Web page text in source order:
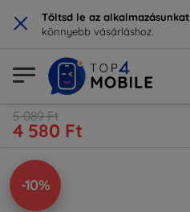
× Töltsd le az alkalmazásunkat
könnyebb vásárláshoz.
5 089 Ft
4 580 Ft
-10%